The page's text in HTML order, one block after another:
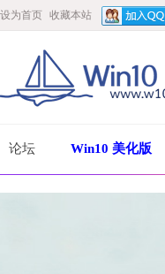
设为首页 收藏本站
论坛 Win10 美化版